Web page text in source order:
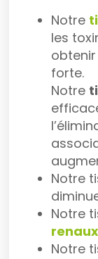
Notre
les
forte.
Notre
Notre
Notre
renaux
Notre